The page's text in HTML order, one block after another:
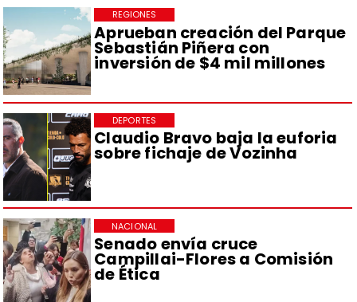
Aprueban creación del Parque
Sebastián Piñera con
inversión de $4 mil millones
REGIONES
Claudio Bravo baja la euforia
sobre fichaje de Vozinha
DEPORTES
Senado envía cruce
Campillai-Flores a Comisión
de Ética
NACIONAL